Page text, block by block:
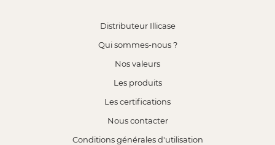
Distributeur Illicase
Qui sommes-nous ?
Nos valeurs
Les produits
Les certifications
Nous contacter
Conditions générales d'utilisation